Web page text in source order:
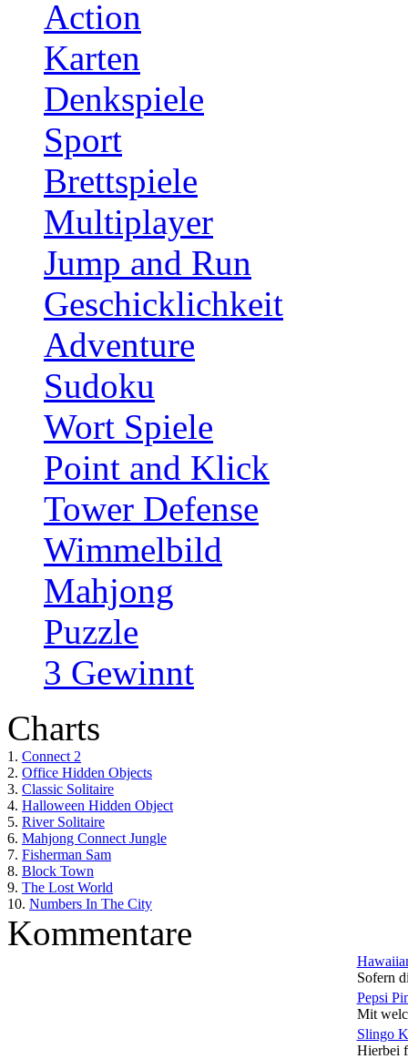
Action
Karten
Denkspiele
Sport
Brettspiele
Multiplayer
Jump and Run
Geschicklichkeit
Adventure
Sudoku
Wort Spiele
Point and Klick
Tower Defense
Wimmelbild
Mahjong
Puzzle
3 Gewinnt
Charts
1. Connect 2
2. Office Hidden Objects
3. Classic Solitaire
4. Halloween Hidden Object
5. River Solitaire
6. Mahjong Connect Jungle
7. Fisherman Sam
8. Block Town
9. The Lost World
10. Numbers In The City
Kommentare
Sofern
Pepsi
Mit
Slingo
Hierbei